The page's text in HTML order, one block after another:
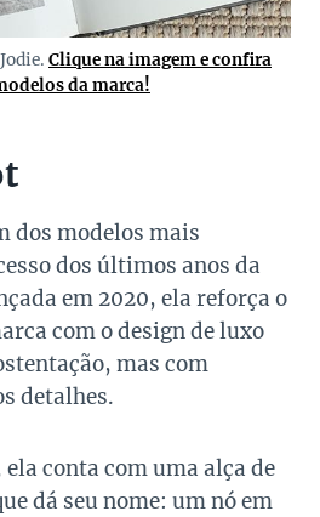
Clique na imagem e confira
da marca!
dos modelos mais
dos últimos anos da
em 2020, ela reforça o
com o design de luxo
mas com
detalhes.
conta com uma alça de
dá seu nome: um nó em